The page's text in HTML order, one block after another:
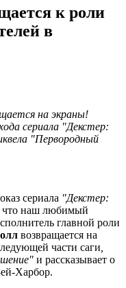
к роли
в
на экраны!
сериала "Декстер:
"Первородный
сериала "Декстер:
что наш любимый
главной роли
возвращается на
части саги
и рассказывает о
Харбор.